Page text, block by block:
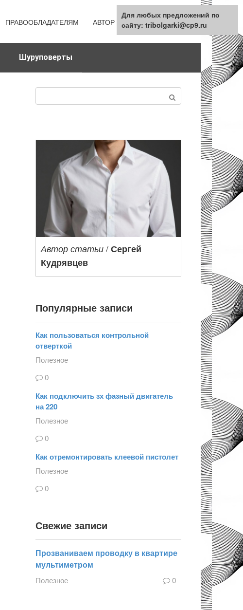
ПРАВООБЛАДАТЕЛЯМ АВТОР КАРТА САЙТА
Шуруповерты
Автор статьи /Сергей
Кудрявцев
Популярные записи
Как пользоваться контрольной
отверткой
Полезное
0
Как подключить зх фазный двигатель
на 220
Полезное
0
Как отремонтировать клеевой пистолет
Полезное
0
Свежие записи
Прозваниваем проводку в квартире
мультиметром
Полезное 0
Для любых предложений по
сайту: tribolgarki@cp9.ru